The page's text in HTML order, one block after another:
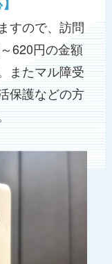
すので、訪問
620円の金額
またマル障受
保護などの方